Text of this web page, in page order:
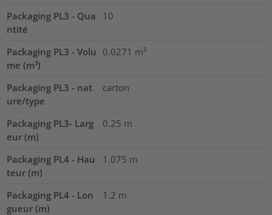
Packaging PL3 - Qua
ntité
10
Packaging PL3 - Volu
me (m³)
0.0271 m³
Packaging PL3 - nat
ure/type
carton
Packaging PL3- Larg
eur (m)
0.25 m
Packaging PL4 - Hau
teur (m)
1.075 m
Packaging PL4 - Lon
gueur (m)
1.2 m